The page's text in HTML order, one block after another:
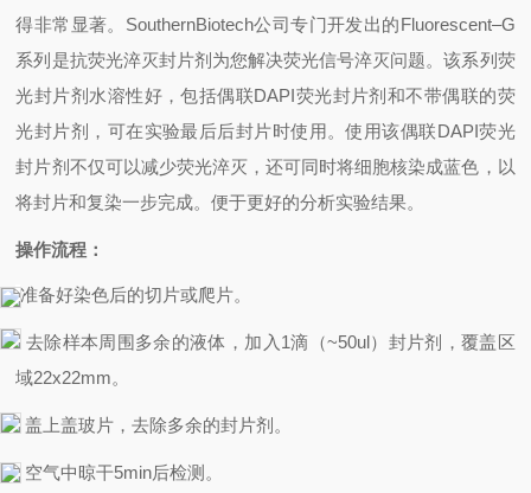
得非常显著。 SouthernBiotech公司专门开发出的Fluorescent–G
系列是抗荧光淬灭封片剂为您解决荧光信号淬灭问题。该系列荧
光封片剂水溶性好，包括偶联DAPI荧光封片剂和不带偶联的荧
光封片剂，可在实验最后后封片时使用。使用该偶联DAPI荧光
封片剂不仅可以减少荧光淬灭，还可同时将细胞核染成蓝色，以
将封片和复染一步完成。便于更好的分析实验结果。
操作流程：
准备好染色后的切片或爬片。
去除样本周围多余的液体，加入 1滴（~50ul）封片剂，覆盖区
域22x22mm。
盖上盖玻片，去除多余的封片剂。
空气中晾干5min后检测。